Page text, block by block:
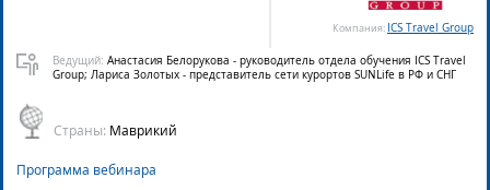
Компания: ICS Travel Group
Ведущий: Анастасия Белорукова - руководитель отдела обучения ICS Travel
Group; Лариса Золотых - представитель сети курортов SUNLife в РФ и СНГ
Страны: Маврикий
Программа вебинара